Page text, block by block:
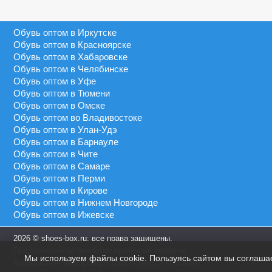
MEIGIANNAS
MEKO MELO
MIMOER
MOLO
MOMOTARI
NASIMUDA
NICOLETTA
OLADI
PALIAMENT
S&L
SAIWEN
41 - 45
41 - 46
45 - 50
46 - 48
46 - 49
46 - 50
Синий
Сиреневый
Темно-синий
Фиолетовый
Черный
Обувь оптом в Иркутске
Обувь оптом в Красноярске
Обувь оптом в Хабаровске
Обувь оптом в Челябинске
Обувь оптом в Уфе
Обувь оптом в Тюмени
Обувь оптом в Омске
Обувь оптом во Владивостоке
Обувь оптом в Улан-Удэ
Обувь оптом в Барнауле
Обувь оптом в Чите
Обувь оптом в Самаре
Обувь оптом в Перми
Обувь оптом в Кирове
Обувь оптом в Нижнем Новгороде
Обувь оптом в Ижевске
2026 © shoes-box.ru: все права защищены.
Копирование информации преследуется по закону
Мы используем файлы cookie. Пользуясь сайтом вы